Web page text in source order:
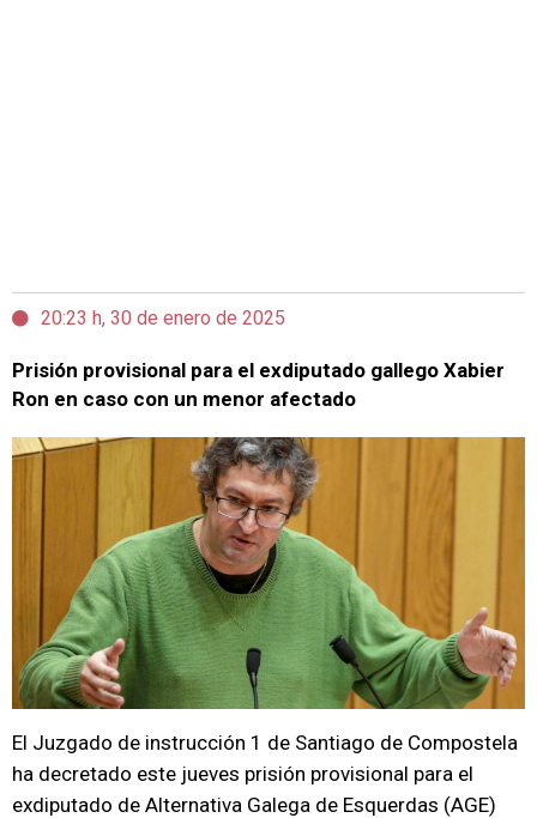
20:23 h, 30 de enero de 2025
Prisión provisional para el exdiputado gallego Xabier
Ron en caso con un menor afectado
El Juzgado de instrucción 1 de Santiago de Compostela
ha decretado este jueves prisión provisional para el
exdiputado de Alternativa Galega de Esquerdas (AGE)